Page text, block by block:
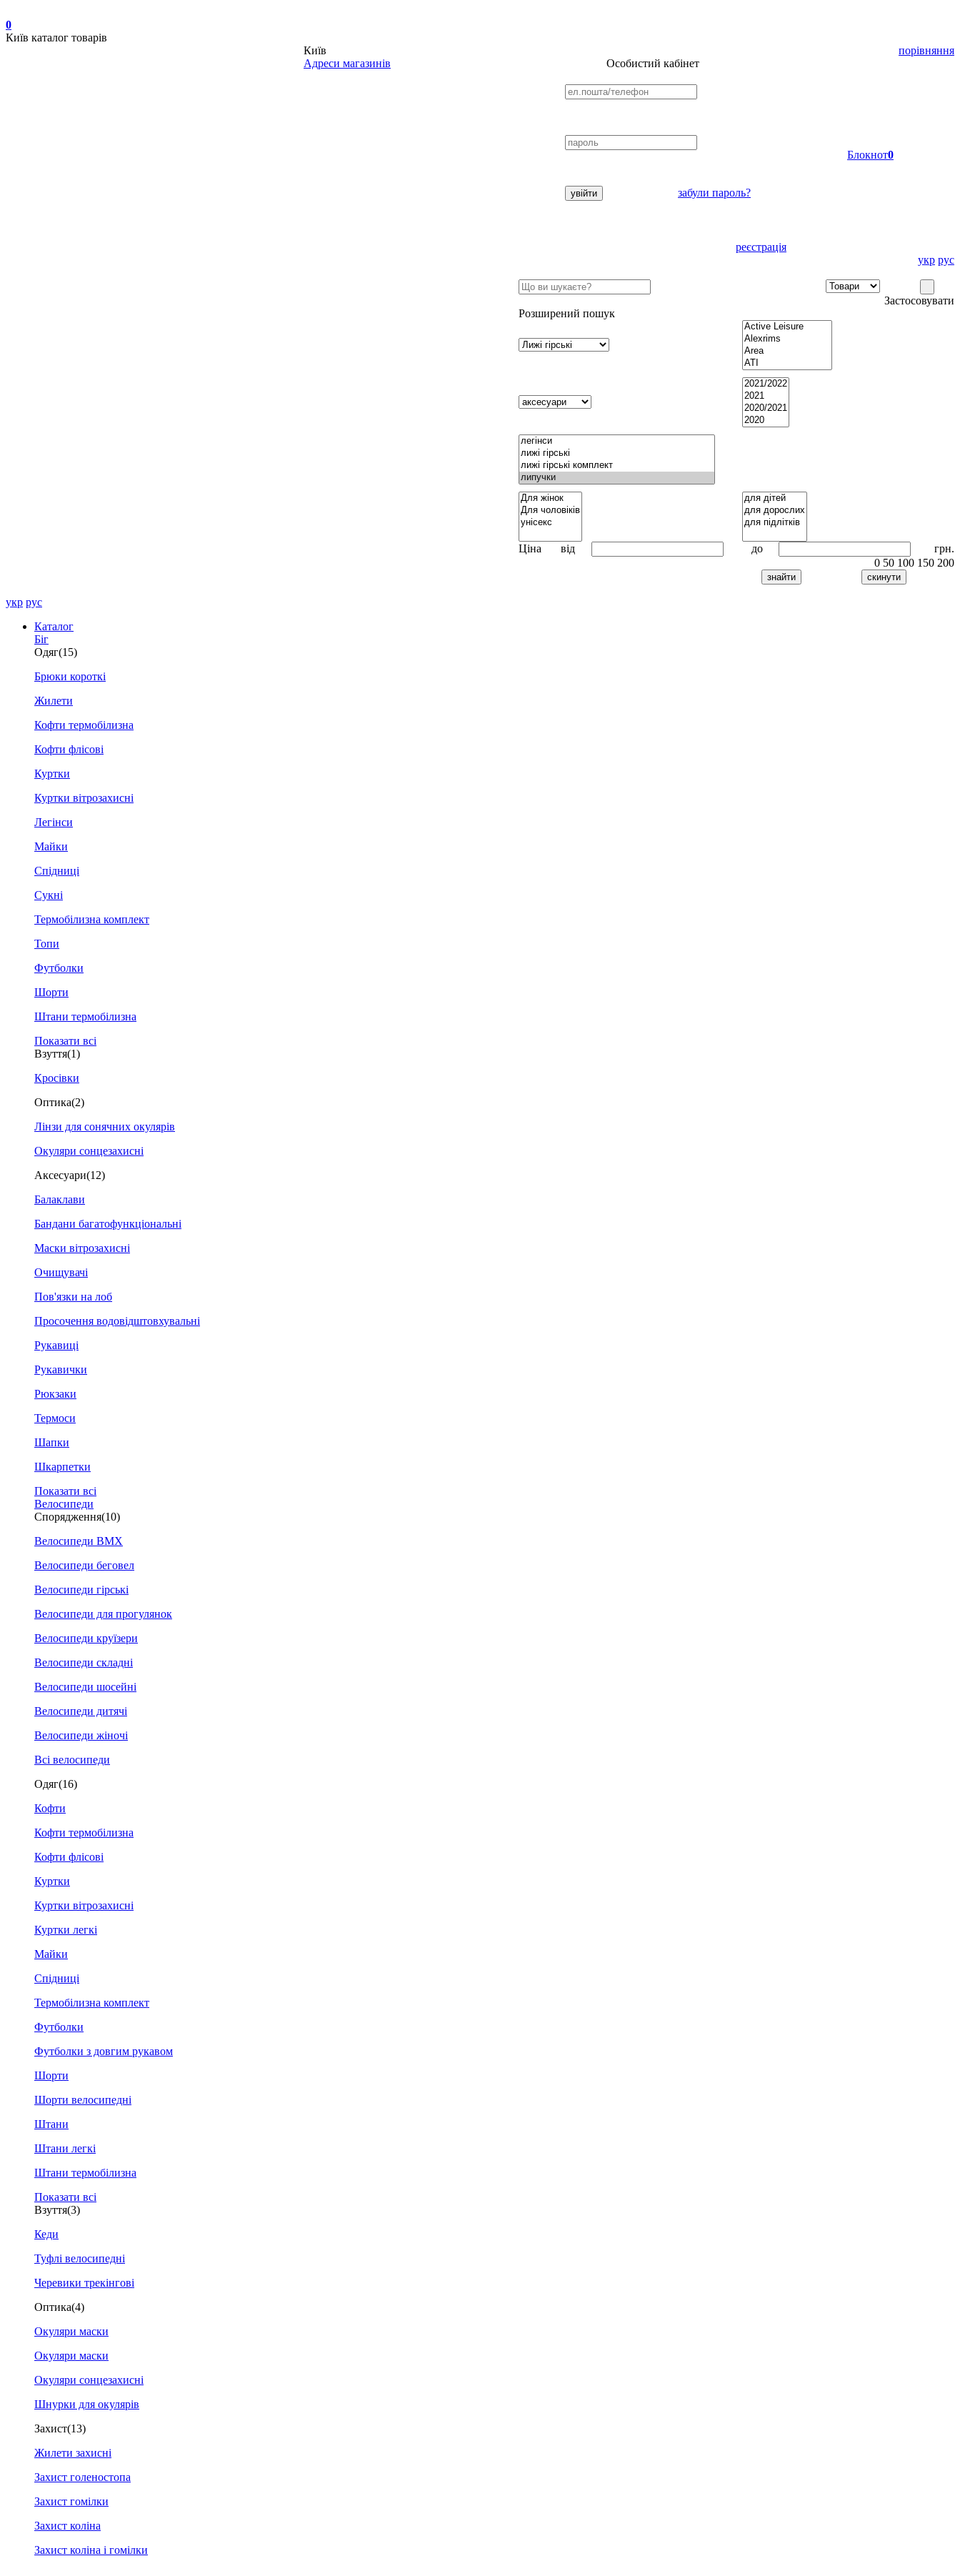
0
Київ каталог товарів
Київ
Адреси магазинів
порівняння
Особистий кабінет
забули пароль?
реєстрація
Блокнот0
укр рус
Застосовувати
Розширений пошук
Ціна від до
грн.
0 50 100 150 200
укр рус
Каталог
Біг
Одяг(15)
Брюки короткі
Жилети
Кофти термобілизна
Кофти флісові
Куртки
Куртки вітрозахисні
Легінси
Майки
Спідниці
Сукні
Термобілизна комплект
Топи
Футболки
Шорти
Штани термобілизна
Показати всі
Взуття(1)
Кросівки
Оптика(2)
Лінзи для сонячних окулярів
Окуляри сонцезахисні
Аксесуари(12)
Балаклави
Бандани багатофункціональні
Маски вітрозахисні
Очищувачі
Пов'язки на лоб
Просочення водовідштовхувальні
Рукавиці
Рукавички
Рюкзаки
Термоси
Шапки
Шкарпетки
Показати всі
Велосипеди
Спорядження(10)
Велосипеди BMX
Велосипеди беговел
Велосипеди гірські
Велосипеди для прогулянок
Велосипеди круїзери
Велосипеди складні
Велосипеди шосейні
Велосипеди дитячі
Велосипеди жіночі
Всі велосипеди
Одяг(16)
Кофти
Кофти термобілизна
Кофти флісові
Куртки
Куртки вітрозахисні
Куртки легкі
Майки
Спідниці
Термобілизна комплект
Футболки
Футболки з довгим рукавом
Шорти
Шорти велосипедні
Штани
Штани легкі
Штани термобілизна
Показати всі
Взуття(3)
Кеди
Туфлі велосипедні
Черевики трекінгові
Оптика(4)
Окуляри маски
Окуляри маски
Окуляри сонцезахисні
Шнурки для окулярів
Захист(13)
Жилети захисні
Захист голеностопа
Захист гомілки
Захист коліна
Захист коліна і гомілки